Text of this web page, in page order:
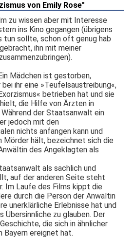
von Emily Rose"
zu wissen aber mit Interesse
ins Kino gegangen (übrigens
tun sollte, schon oft genug hab
ihn mit meiner
Mädchen ist gestorben,
ihr eine »Teufelsaustreibung«,
betrieben hat und sie
die Hilfe von Ärzten in
Während der Staatsanwalt ein
jedoch mit den
nichts anfangen kann und
Mörder hält, bezeichnet sich die
des Angeklagten als
als sachlich und
auf der anderen Seite steht
Im Laufe des Films kippt die
durch die Person der Anwältin
unerklärliche Erlebnisse hat und
Übersinnliche zu glauben. Der
die sich in ähnlicher
Bayern ereignet hat.